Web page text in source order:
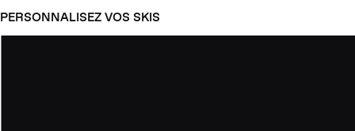
PERSONNALISEZ VOS SKIS